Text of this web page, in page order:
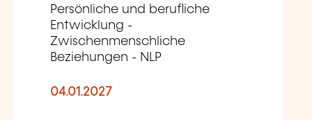
Persönliche und berufliche
Entwicklung -
Zwischenmenschliche
Beziehungen - NLP
04.01.2027